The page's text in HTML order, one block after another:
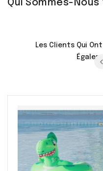
Qui Sommes-Nous
Les Clients Qui